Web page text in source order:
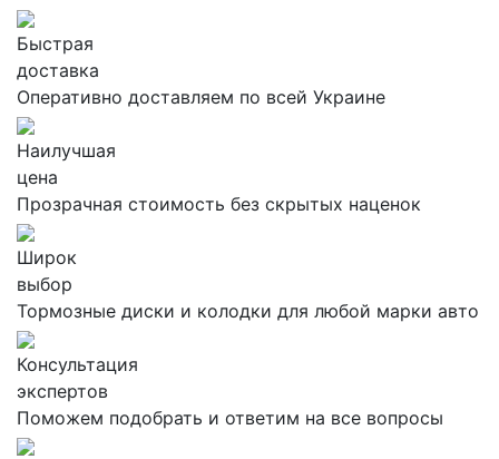
Быстрая
доставка
Оперативно доставляем по всей Украине
Наилучшая
цена
Прозрачная стоимость без скрытых наценок
Широк
выбор
Тормозные диски и колодки для любой марки авто
Консультация
экспертов
Поможем подобрать и ответим на все вопросы